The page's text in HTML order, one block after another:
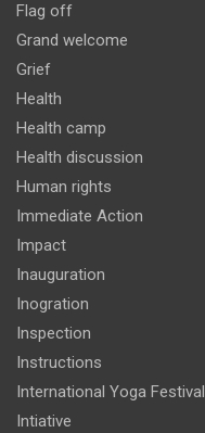
Flag off
Grand welcome
Grief
Health
Health camp
Health discussion
Human rights
Immediate Action
Impact
Inauguration
Inogration
Inspection
Instructions
International Yoga Festival
Intiative